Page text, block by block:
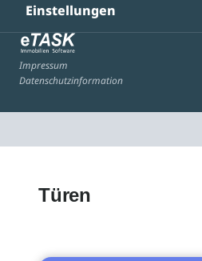
Einstellungen
Impressum
Datenschutzinformation
Türen